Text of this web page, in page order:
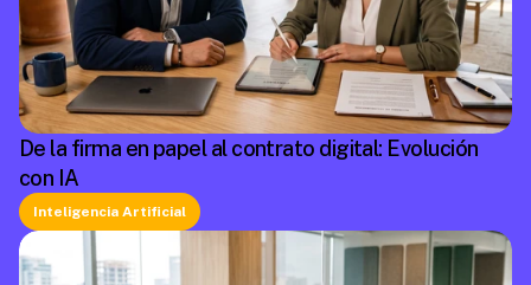
De la firma en papel al contrato digital: Evolución
con IA
Inteligencia Artificial